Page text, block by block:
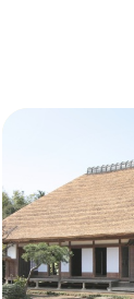
長生村
白子町
長柄町